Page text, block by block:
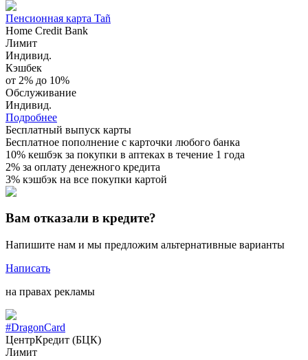
Пенсионная карта Tañ
Home Credit Bank
Лимит
Индивид.
Кэшбек
от 2% до 10%
Обслуживание
Индивид.
Подробнее
Бесплатный выпуск карты
Бесплатное пополнение с карточки любого банка
10% кешбэк за покупки в аптеках в течение 1 года
2% за оплату денежного кредита
3% кэшбэк на все покупки картой
Вам отказали в кредите?
Напишите нам и мы предложим альтернативные варианты
Написать
на правах рекламы
#DragonCard
ЦентрКредит (БЦК)
Лимит